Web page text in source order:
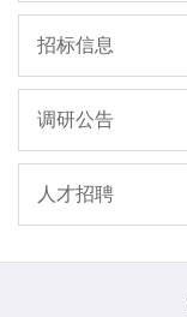
招标信息
调研公告
人才招聘